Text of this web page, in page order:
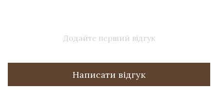
Додайте перший відгук
Написати відгук